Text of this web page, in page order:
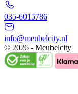
035-6015786
info@meubelcity.nl
© 2026 - Meubelcity